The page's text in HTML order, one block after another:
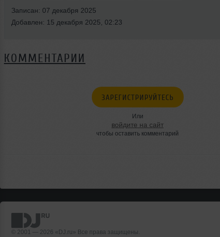
Записан: 07 декабря 2025
Добавлен: 15 декабря 2025, 02:23
КОММЕНТАРИИ
ЗАРЕГИСТРИРУЙТЕСЬ
Или
войдите на сайт
чтобы оставить комментарий
© 2001 — 2026 «DJ.ru» Все права защищены.